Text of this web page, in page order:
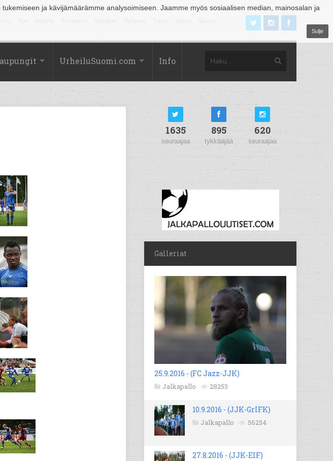
ja kävijämäärämme analysoimiseen. Jaamme myös sosiaalisen median, mainosalan ja
Sulje
UrheiluSuomi.com Info
1635
seuraajaa
895
tykkääjää
620
seuraajaa
Galleriat
25.9.2016 - (FC Jazz-JJK)
Jalkapallo 28253
10.9.2016 - (JJK-GrIFK)
Jalkapallo 56254
27.8.2016 - (JJK-EIF)